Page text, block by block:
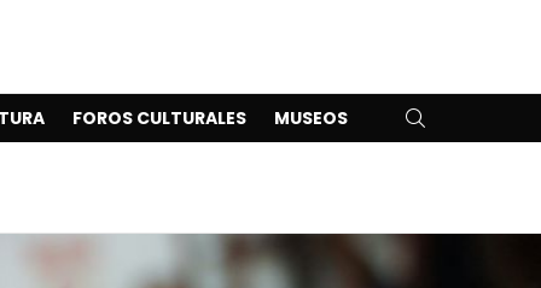
FOROS CULTURALES MUSEOS